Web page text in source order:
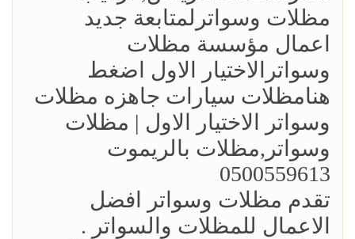
مظلات وسواترلمتابعة جديد
اعمال مؤسسة مظلات
وسواترالاختيار الاول اضغط
هنامظلات سيارات جاهزه مظلات
وسواتر الاختيار الاول | مظلات
وسواتر,مظلات بالريموت
0500559613
تقدم مظلات وسواتر افضل
الاعمال للمظلات والسواتر .